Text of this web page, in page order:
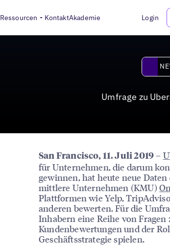
Ressourcen KontaktAkademie Login
Umfrage zu
San Francisco, 11. Juli 2019 –
für Unternehmen, die darum
gewinnen, hat heute neue
mittlere Unternehmen (KMU)
Plattformen wie Yelp,
anderen bewerten. Für die
Inhabern eine Reihe von
Kundenbewertungen und der
Geschäftsstrategie spielen.